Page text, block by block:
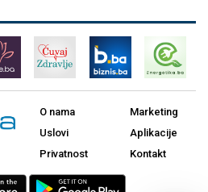
O nama
Uslovi
Privatnost
Marketing
Aplikacije
Kontakt